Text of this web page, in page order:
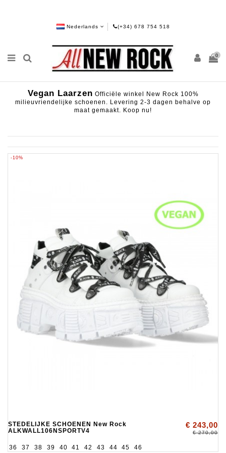
Nederlands (+34) 678 754 518
0
Vegan Laarzen Officiële winkel New Rock 100%
milieuvriendelijke schoenen. Levering 2-3 dagen behalve op
maat gemaakt. Koop nu!
-10%
STEDELIJKE SCHOENEN New Rock
ALKWALL106NSPORTV4
€ 243,00
€ 270,00
36 37 38 39 40 41 42 43 44 45 46